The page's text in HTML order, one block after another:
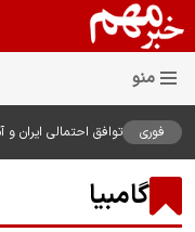
فوری
توافق احتمالی ایران
گامبیا